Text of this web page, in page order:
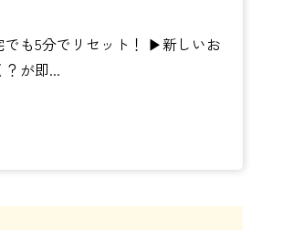
も5分でリセット！ ▶︎新しいお
が即...